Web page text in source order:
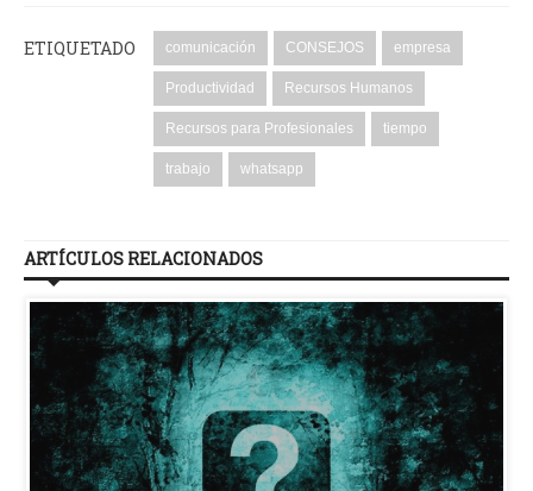
ETIQUETADO comunicación CONSEJOS empresa
Productividad Recursos Humanos
Recursos para Profesionales tiempo
trabajo whatsapp
ARTÍCULOS RELACIONADOS